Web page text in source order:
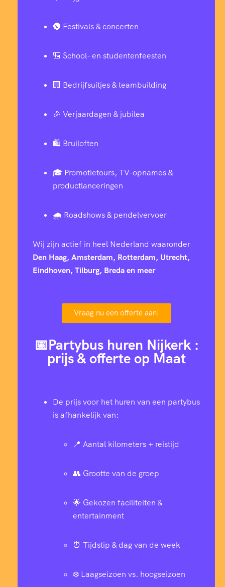
🌚 Festivals & concerten
🎒 School- en studentenfeesten
🏢 Bedrijfsuitjes & teambuilding
🎉 Verjaardagen & jubilea
🛍️ Bruiloften
🎓 Promotietours, TV-opnames &
productlanceringen
🌧️ Roadshows & pendelvervoer
Wij zijn actief in heel Nederland waaronder
Den Haag, Amsterdam, Rotterdam, Utrecht,
Eindhoven, Tilburg, Breda en meer
Vraag nu een offerte aan!
📅Partybus huren Nijkerk :
prijs & offerte op Maat
De prijs voor het huren van een partybus
is afhankelijk van:
📍 Aantal kilometers + reistijd
👥 Grootte van de groep
🌟 Gekozen faciliteiten &
entertainment
⏰ Tijdstip & dag van de week
❄️ Laagseizoen vs. hoogseizoen